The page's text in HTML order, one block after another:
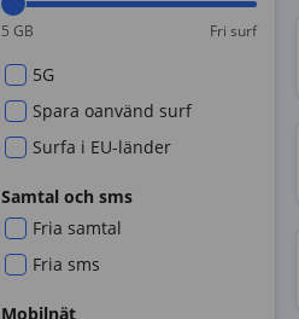
5 GB Fri surf
5G
Spara oanvänd surf
Surfa i EU-länder
Samtal och sms
Fria samtal
Fria sms
Mobilnät